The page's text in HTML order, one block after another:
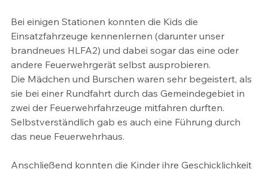
Bei einigen Stationen konnten die Kids die
Einsatzfahrzeuge kennenlernen (darunter unser
brandneues HLFA2) und dabei sogar das eine oder
andere Feuerwehrgerät selbst ausprobieren.
Die Mädchen und Burschen waren sehr begeistert, als
sie bei einer Rundfahrt durch das Gemeindegebiet in
zwei der Feuerwehrfahrzeuge mitfahren durften.
Selbstverständlich gab es auch eine Führung durch
das neue Feuerwehrhaus.
Anschließend konnten die Kinder ihre Geschicklichkeit